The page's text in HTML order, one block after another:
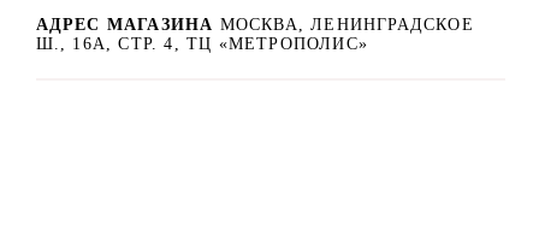
АДРЕС МАГАЗИНА МОСКВА, ЛЕНИНГРАДСКОЕ
Ш., 16А, СТР. 4, ТЦ «МЕТРОПОЛИС»